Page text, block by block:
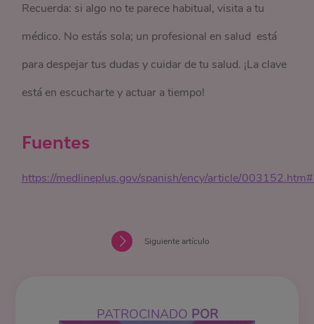
Recuerda: si algo no te parece habitual, visita a tu
médico. No estás sola; un profesional en salud está
para despejar tus dudas y cuidar de tu salud. ¡La clave
está en escucharte y actuar a tiempo!
Fuentes
https://medlineplus.gov/spanish/ency/article/
Siguiente artículo
PATROCINADO POR